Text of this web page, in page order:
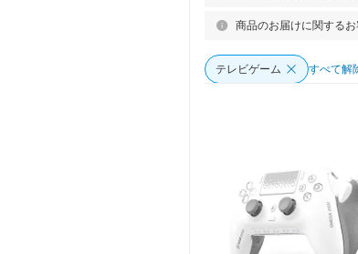
商品のお届けに関する
テレビゲーム すべて解